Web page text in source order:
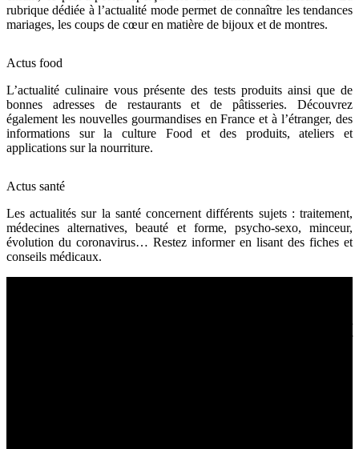
rubrique dédiée à l’actualité mode permet de connaître les tendances
mariages, les coups de cœur en matière de bijoux et de montres.
Actus food
L’actualité culinaire vous présente des tests produits ainsi que de
bonnes adresses de restaurants et de pâtisseries. Découvrez
également les nouvelles gourmandises en France et à l’étranger, des
informations sur la culture Food et des produits, ateliers et
applications sur la nourriture.
Actus santé
Les actualités sur la santé concernent différents sujets : traitement,
médecines alternatives, beauté et forme, psycho-sexo, minceur,
évolution du coronavirus… Restez informer en lisant des fiches et
conseils médicaux.